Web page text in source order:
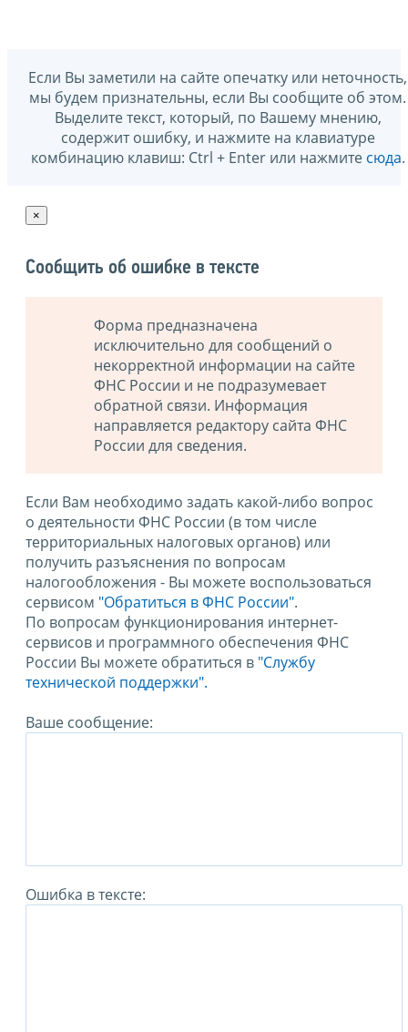
Если Вы заметили на сайте опечатку или неточность,
мы будем признательны, если Вы сообщите об этом.
Выделите текст, который, по Вашему мнению,
содержит ошибку, и нажмите на клавиатуре
комбинацию клавиш: Ctrl + Enter или нажмите сюда.
×
Сообщить об ошибке в тексте
Форма предназначена
исключительно для сообщений о
некорректной информации на сайте
ФНС России и не подразумевает
обратной связи. Информация
направляется редактору сайта ФНС
России для сведения.
Если Вам необходимо задать какой-либо вопрос
о деятельности ФНС России (в том числе
территориальных налоговых органов) или
получить разъяснения по вопросам
налогообложения - Вы можете воспользоваться
сервисом "Обратиться в ФНС России".
По вопросам функционирования интернет-
сервисов и программного обеспечения ФНС
России Вы можете обратиться в "Службу
технической поддержки".
Ваше сообщение:
Ошибка в тексте: